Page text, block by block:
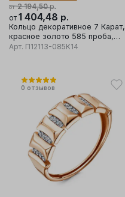
от 2 194,50р.
от 1 404,48 р.
Кольцо декоративное 7 Карат,
красное золото 585 проба,
вставка фианит
Арт. П12113-085К14
0 отзывов